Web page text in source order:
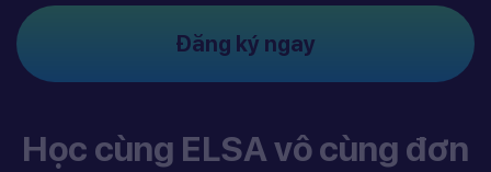
Đăng ký ngay
Học cùng ELSA vô cùng đơn